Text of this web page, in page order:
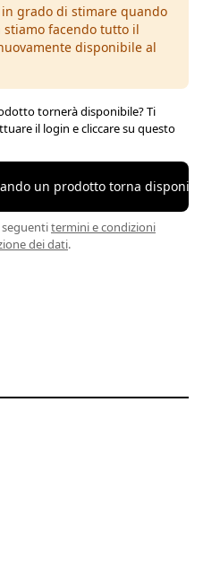
grado di stimare quando
facendo tutto il
disponibile al
tornerà disponibile? Ti
il login e cliccare su questo
un prodotto torna
termini e condizioni
dei dati.